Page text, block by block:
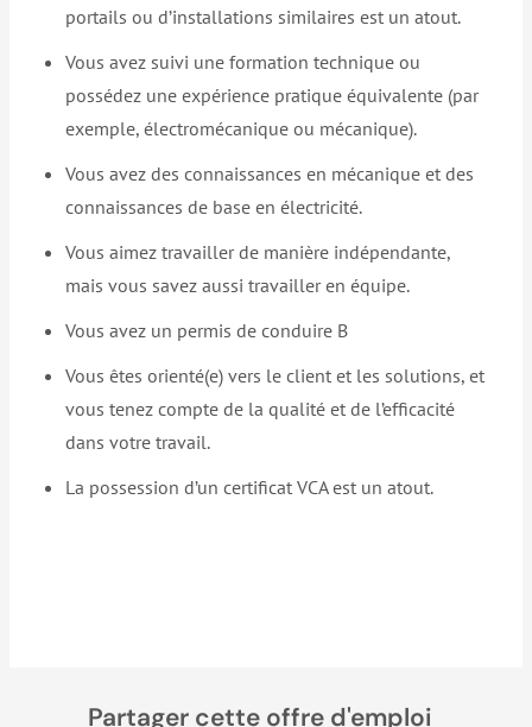
portails ou d’installations similaires est un atout.
Vous avez suivi une formation technique ou
possédez une expérience pratique équivalente (par
exemple, électromécanique ou mécanique).
Vous avez des connaissances en mécanique et des
connaissances de base en électricité.
Vous aimez travailler de manière indépendante,
mais vous savez aussi travailler en équipe.
Vous avez un permis de conduire B
Vous êtes orienté(e) vers le client et les solutions, et
vous tenez compte de la qualité et de l’efficacité
dans votre travail.
La possession d’un certificat VCA est un atout.
Partager cette offre d'emploi